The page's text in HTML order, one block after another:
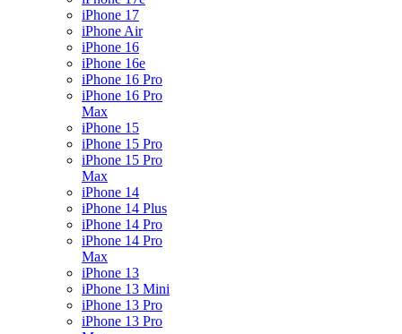
iPhone 17
iPhone Air
iPhone 16
iPhone 16e
iPhone 16 Pro
iPhone 16 Pro
Max
iPhone 15
iPhone 15 Pro
iPhone 15 Pro
Max
iPhone 14
iPhone 14 Plus
iPhone 14 Pro
iPhone 14 Pro
Max
iPhone 13
iPhone 13 Mini
iPhone 13 Pro
iPhone 13 Pro